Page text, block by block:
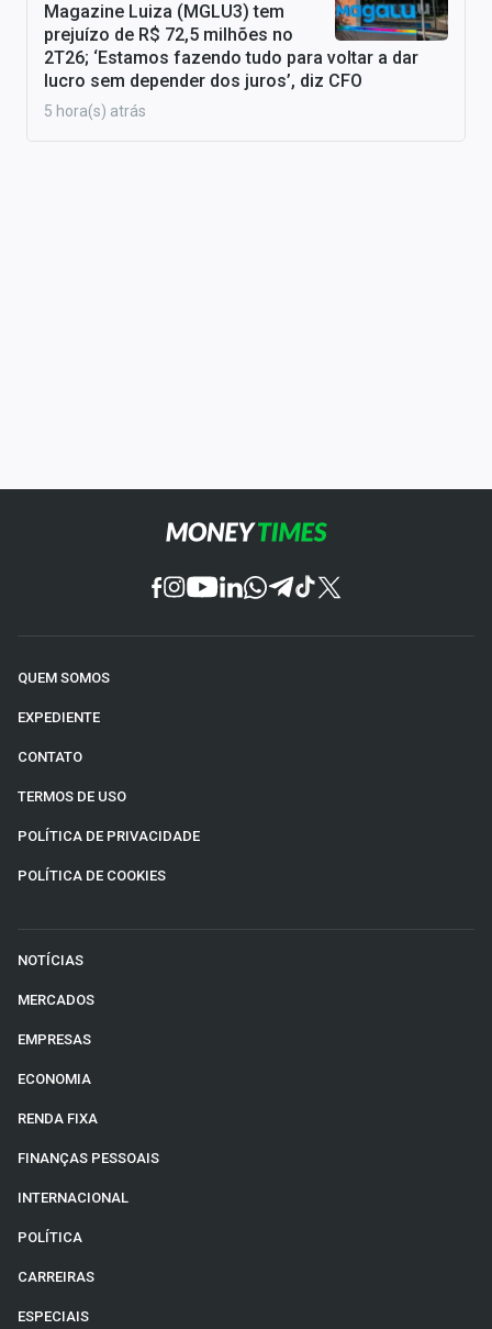
Magazine Luiza (MGLU3) tem
prejuízo de R$ 72,5 milhões no
2T26; ‘Estamos fazendo tudo para voltar a dar
lucro sem depender dos juros’, diz CFO
5 hora(s) atrás
QUEM SOMOS
EXPEDIENTE
CONTATO
TERMOS DE USO
POLÍTICA DE PRIVACIDADE
POLÍTICA DE COOKIES
NOTÍCIAS
MERCADOS
EMPRESAS
ECONOMIA
RENDA FIXA
FINANÇAS PESSOAIS
INTERNACIONAL
POLÍTICA
CARREIRAS
ESPECIAIS